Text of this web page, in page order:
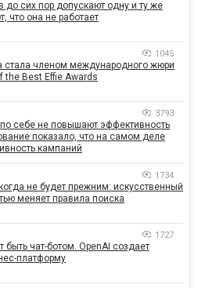
до сих пор допускают одну и ту же
что она не работает
1045
стала членом международного жюри
the Best Effie Awards
3793
себе не повышают эффективность
показало, что на самом деле
кампаний
1734
не будет прежним: искусственный
меняет правила поиска
1727
быть чат-ботом. OpenAI создает
платформу